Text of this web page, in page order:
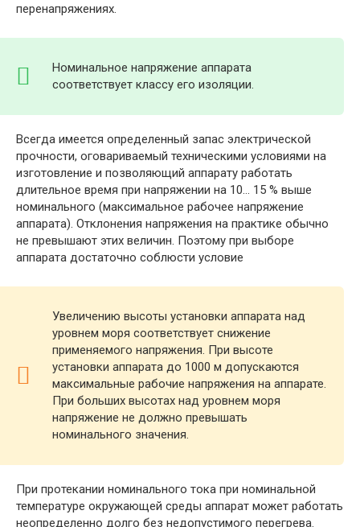
перенапряжениях.
Номинальное напряжение аппарата
соответствует классу его изоляции.
Всегда имеется определенный запас электрической
прочности, оговариваемый техническими условиями на
изготовление и позволяющий аппарату работать
длительное время при напряжении на 10… 15 % выше
номинального (максимальное рабочее напряжение
аппарата). Отклонения напряжения на практике обычно
не превышают этих величин. Поэтому при выборе
аппарата достаточно соблюсти условие
Увеличению высоты установки аппарата над
уровнем моря соответствует снижение
применяемого напряжения. При высоте
установки аппарата до 1000 м допускаются
максимальные рабочие напряжения на аппарате.
При больших высотах над уровнем моря
напряжение не должно превышать
номинального значения.
При протекании номинального тока при номинальной
температуре окружающей среды аппарат может работать
неопределенно долго без недопустимого перегрева.